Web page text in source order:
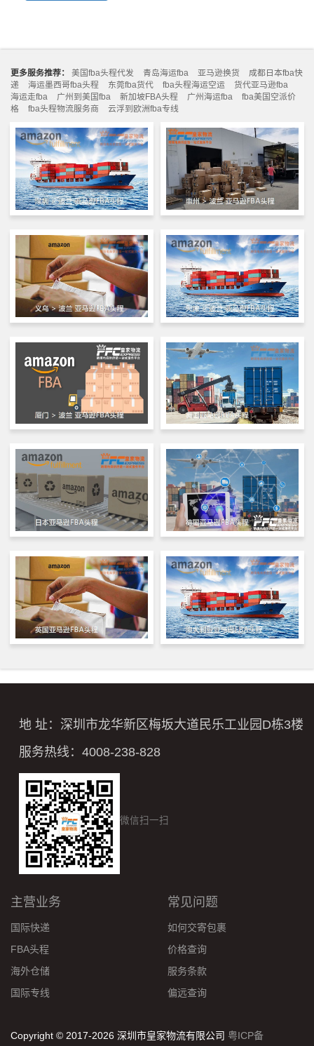
更多服务推荐： 美国fba头程代发 青岛海运fba 亚马逊换货
成都日本fba快
递
海运墨西哥fba头程 东莞fba货代 fba头程海运空运
货代亚马逊fba
海运走fba
广州到美国fba 新加坡FBA头程 广州海运fba
fba美国空派价
格
fba头程物流服务商 云浮到欧洲fba专线
地 址：深圳市龙华新区梅坂大道民乐工业园D栋3楼
服务热线：4008-238-828
微信扫一扫
主营业务
国际快递
FBA头程
海外仓储
国际专线
常见问题
如何交寄包裹
价格查询
服务条款
偏远查询
Copyright © 2017-2026 深圳市皇家物流有限公司 粤ICP备